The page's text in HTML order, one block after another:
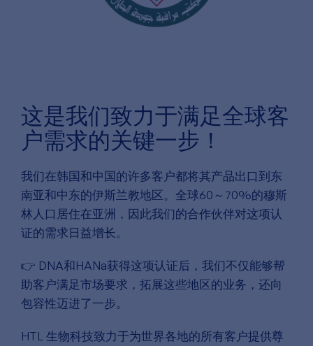
这是我们致力于满足全球客
户需求的关键一步！
我们在韩国和中国的许多客户都将其产品出口到东
南亚和中东的伊斯兰教地区。全球60～70%的穆斯
林人口居住在亚洲，因此我们的合作伙伴对这项认
证的需求日益增长。
👉 DNA和HANa获得这项认证后，我们不仅能够帮
助客户满足市场要求，拓展这些地区的业务，还向
包容性迈进了一步。
HTL 生物科技致力于为世界各地的所有客户提供尊